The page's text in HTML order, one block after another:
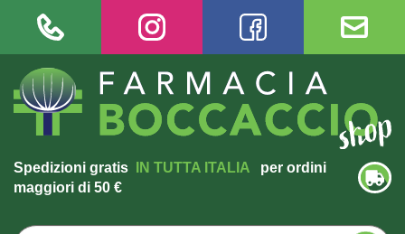
Spedizioni gratis IN TUTTA ITALIA
per ordini
maggiori di 50 €